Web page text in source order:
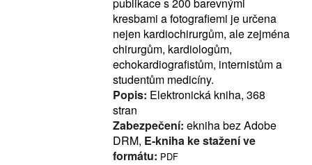
publikace s 200 barevnými
kresbami a fotografiemi je určena
nejen kardiochirurgům, ale zejména
chirurgům, kardiologům,
echokardiografistům, internistům a
studentům medicíny.
Popis: Elektronická kniha, 368
stran
Zabezpečení: ekniha bez Adobe
DRM, E-kniha ke stažení ve
formátu: PDF